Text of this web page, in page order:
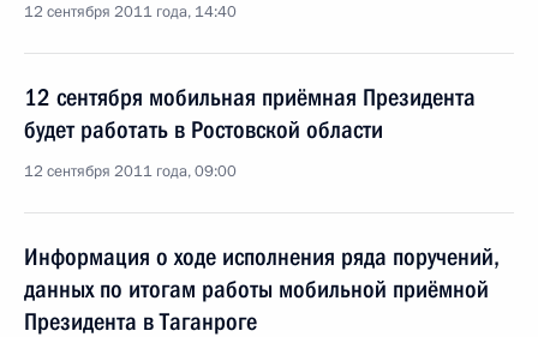
12 сентября 2011 года, 14:40
12 сентября мобильная приёмная Президента
будет работать в Ростовской области
12 сентября 2011 года, 09:00
Информация о ходе исполнения ряда поручений,
данных по итогам работы мобильной приёмной
Президента в Таганроге